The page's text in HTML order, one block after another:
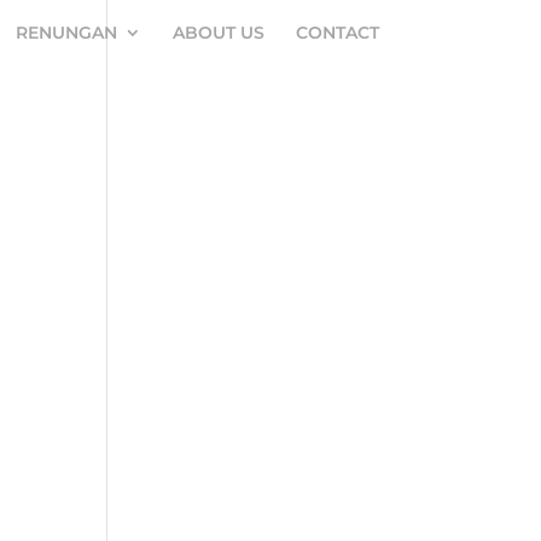
RENUNGAN ABOUT US CONTACT